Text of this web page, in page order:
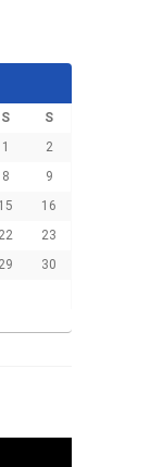
S
S
1
2
8
9
15
16
22
23
29
30